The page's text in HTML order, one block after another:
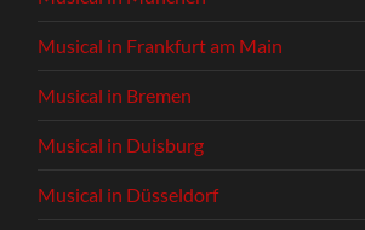
Musical in Frankfurt am Main
Musical in Bremen
Musical in Duisburg
Musical in Düsseldorf